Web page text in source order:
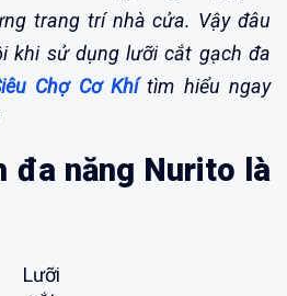
trang trí nhà cửa. Vậy đâu
khi sử dụng lưỡi cắt gạch đa
Chợ Cơ Khí tìm hiểu ngay
đa năng Nurito là
Lưỡi